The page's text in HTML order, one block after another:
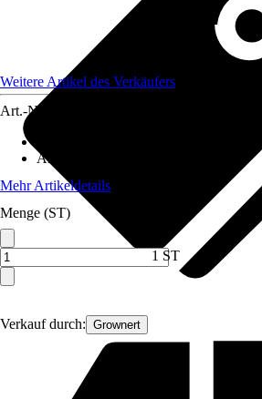
Verkauf durch: Grownert
Weitere Artikel des Verkäufers
Art.-Nr.
Anwendung
Mehr Artikeldetails
Menge (ST)
1 ST